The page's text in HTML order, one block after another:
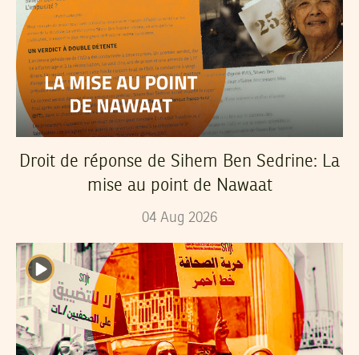
Droit de réponse de Sihem Ben Sedrine: La
mise au point de Nawaat
04 Aug 2026